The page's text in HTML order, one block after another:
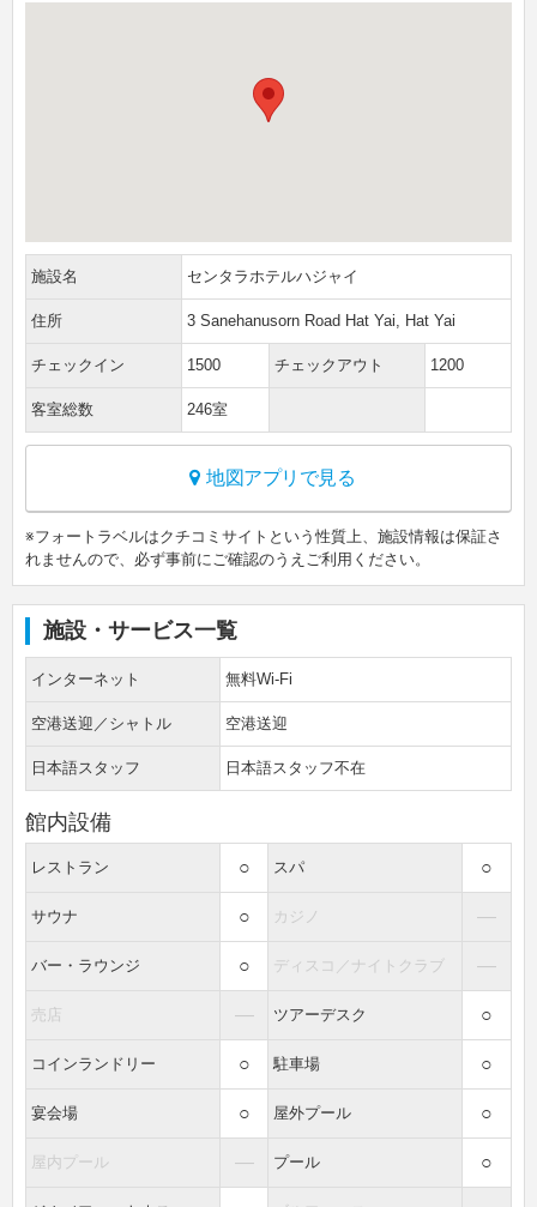
施設名 センタラホテルハジャイ
住所 3 Sanehanusorn Road Hat Yai, Hat Yai
チェックイン 1500 チェックアウト 1200
客室総数 246室
地図アプリで見る
※フォートラベルはクチコミサイトという性質上、施設情報は保証さ
れませんので、必ず事前にご確認のうえご利用ください。
施設・サービス一覧
インターネット 無料Wi-Fi
空港送迎／シャトル 空港送迎
日本語スタッフ 日本語スタッフ不在
館内設備
レストラン ○ スパ ○
サウナ ○ カジノ ―
バー・ラウンジ ○ ディスコ／ナイトクラブ ―
売店 ― ツアーデスク ○
コインランドリー ○ 駐車場 ○
宴会場 ○ 屋外プール ○
屋内プール ― プール ○